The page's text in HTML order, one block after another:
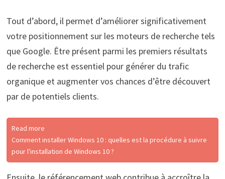
Tout d’abord, il permet d’améliorer significativement
votre positionnement sur les moteurs de recherche tels
que Google. Être présent parmi les premiers résultats
de recherche est essentiel pour générer du trafic
organique et augmenter vos chances d’être découvert
par de potentiels clients.
Read more
Comment installer Windows 10 : quelles est la procédure à suivre
pour l'installation de Windows 10 ?